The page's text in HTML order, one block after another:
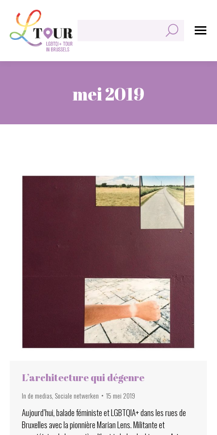
mei 2019
L’architecture qui dégenre
In de medias Sociale netwerken 15 mei 2019
Aujourd’hui, balade féministe et LGBTQIA+ dans les rues de
Bruxelles avec la pionnière Marian Lens. Militante et